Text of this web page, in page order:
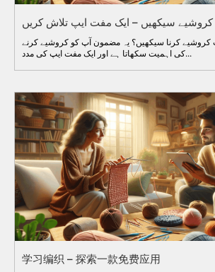
کروشیے سیکھیں – ایک مفت ایپ تلاش کریں
کروشیے کرنا سیکھیں؟ یہ مضمون آپ کو کروشیے کرنے
کی اہمیت سکھاتا ہے اور ایک مفت ایپ کی مدد...
学习编织 – 探索一款免费应用